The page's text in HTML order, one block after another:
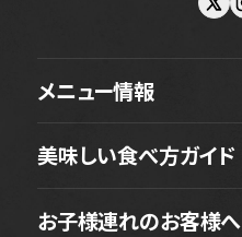
メニュー情報
美味しい食べ方ガイド
お子様連れのお客様へ